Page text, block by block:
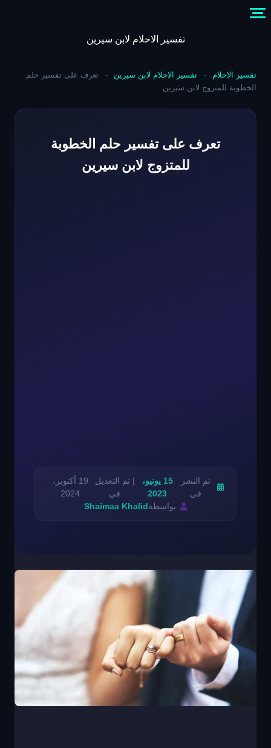
content
تفسير الاحلام لابن سيرين
تفسير الاحلام - تفسير الاحلام لابن سيرين -
تعرف على تفسير حلم
الخطوبة للمتزوج لابن سيرين
تعرف على تفسير حلم الخطوبة
للمتزوج لابن سيرين
تم النشر
في
15 يونيو،
2023
| تم التعديل
في
19 أكتوبر،
2024
بواسطة Shaimaa Khalid